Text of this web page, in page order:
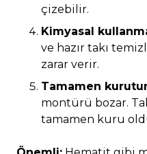
çizebilir.
Kimyasal
ve hazır takı
zarar verir.
Tamamen
montürü bozar.
tamamen kuru